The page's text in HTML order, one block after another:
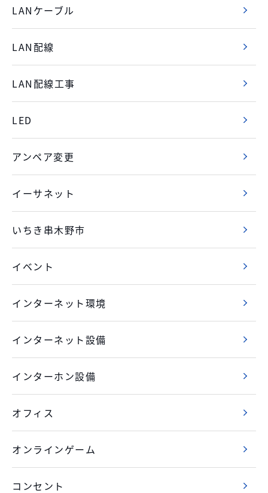
LANケーブル
LAN配線
LAN配線工事
LED
アンペア変更
イーサネット
いちき串木野市
イベント
インターネット環境
インターネット設備
インターホン設備
オフィス
オンラインゲーム
コンセント